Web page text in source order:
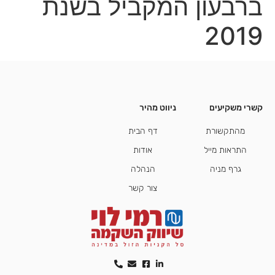
ברבעון המקביל בשנת
2019
קשרי משקיעים
מהתקשורת
התראות מייל
גרף מניה
ניווט מהיר
דף הבית
אודות
הנהלה
צור קשר